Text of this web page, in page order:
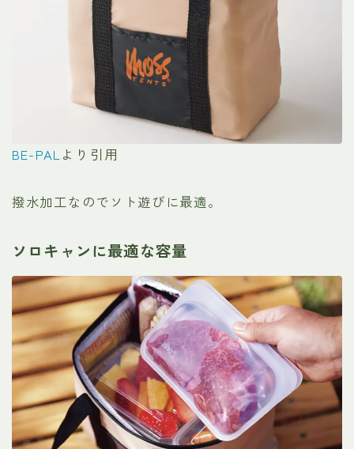
BE-PAL より引用
撥水加工なのでソト遊びに最適。
ソロキャンに最適な容量